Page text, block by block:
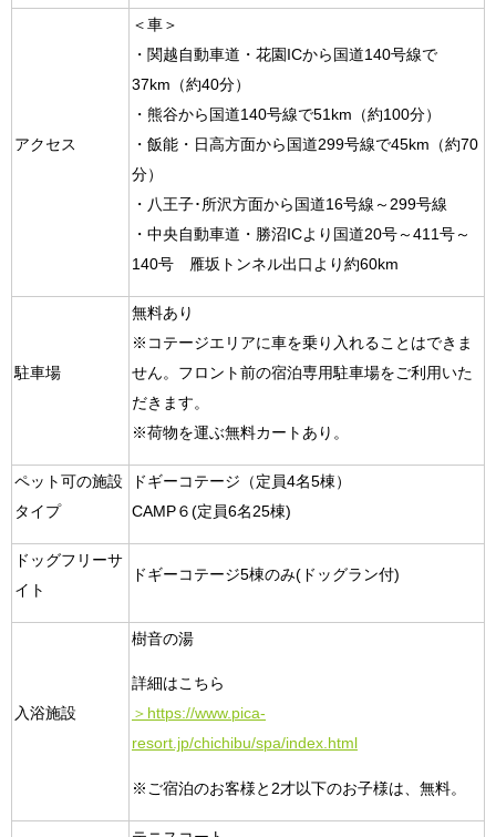
アクセス
＜車＞
・関越自動車道・花園ICから国道140号線で
37km（約40分）
・熊谷から国道140号線で51km（約100分）
・飯能・日高方面から国道299号線で45km（約70
分）
・八王子･所沢方面から国道16号線～299号線
・中央自動車道・勝沼ICより国道20号～411号～
140号 雁坂トンネル出口より約60km
駐車場
無料あり
※コテージエリアに車を乗り入れることはできま
せん。フロント前の宿泊専用駐車場をご利用いた
だきます。
※荷物を運ぶ無料カートあり。
ペット可の施設
タイプ
ドギーコテージ（定員4名5棟）
CAMP６(定員6名25棟)
ドッグフリーサ
イト
ドギーコテージ5棟のみ(ドッグラン付)
入浴施設
樹音の湯
詳細はこちら
＞https://www.pica-
resort.jp/chichibu/spa/index.html
※ご宿泊のお客様と2才以下のお子様は、無料。